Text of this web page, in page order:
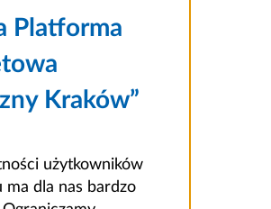
Platforma
Kraków”
użytkowników
ma dla nas bardzo